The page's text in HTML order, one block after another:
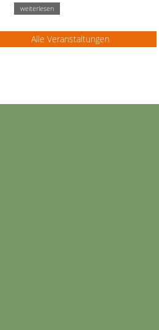
weiterlesen
Alle Veranstaltungen